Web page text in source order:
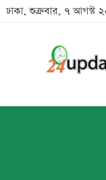
ঢাকা, শুক্রবার, ৭ আগস্ট